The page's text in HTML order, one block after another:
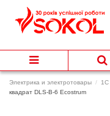
Электрика и электротовары 1C
квадрат DLS-B-6 Ecostrum